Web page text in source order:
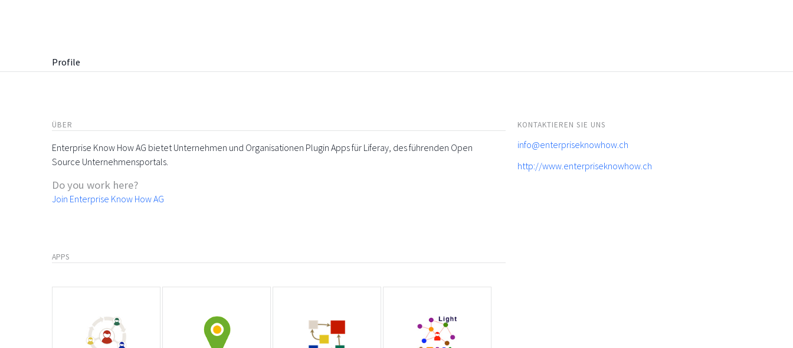
Profile
ÜBER
Enterprise Know How AG bietet Unternehmen und Organisationen Plugin Apps für Liferay, des führenden Open
Source Unternehmensportals.
Do you work here?
Join Enterprise Know How AG
APPS
KONTAKTIEREN SIE UNS
info@enterpriseknowhow.ch
http://www.enterpriseknowhow.ch